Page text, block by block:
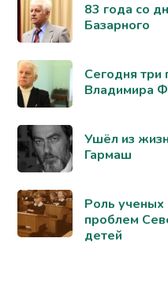
83 года со
Базарного
Сегодня три
Владимира
Ушёл из
Гармаш
Роль
проблем
детей